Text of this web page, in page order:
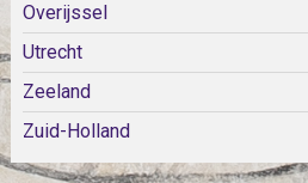
Overijssel
Utrecht
Zeeland
Zuid-Holland